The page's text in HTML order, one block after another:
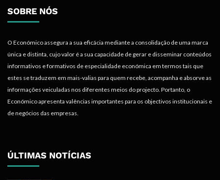
SOBRE NÓS
O Económico assegura a sua eficácia mediante a consolidação de uma marca
única e distinta, cujo valor é a sua capacidade de gerar e disseminar conteúdos
informativos e formativos de especialidade económica em termos tais que
estes se traduzem em mais-valias para quem recebe, acompanha e absorve as
informações veiculadas nos diferentes meios do projecto. Portanto, o
Económico apresenta valências importantes para os objectivos institucionais e
de negócios das empresas.
ÚLTIMAS NOTÍCIAS